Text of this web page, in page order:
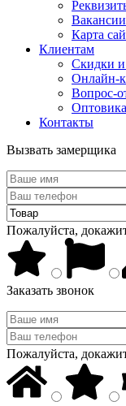
Вакансии
Карта
Клиентам
Скидки
Онлайн-
Вопрос-
Контакты
Вызвать замерщика
Пожалуйста,
Заказать звонок
Пожалуйста,